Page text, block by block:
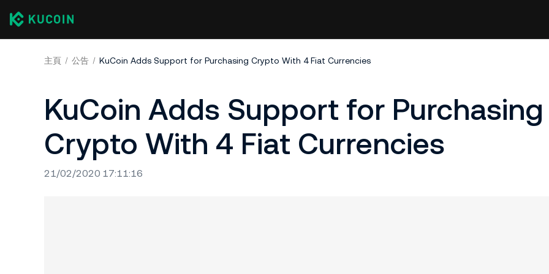
主頁 公告 KuCoin Adds Support for Purchasing Crypto With 4 Fiat Currencies
KuCoin Adds Support for Purchasing
Crypto With 4 Fiat Currencies
21/02/2020 17:11:16